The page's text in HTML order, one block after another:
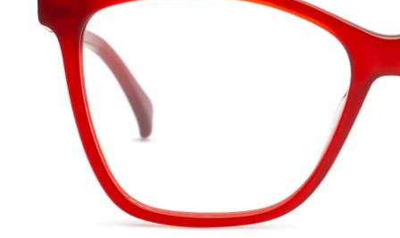
42 mm
Înălțime lentilă Lățimea lentilei
Lățimea